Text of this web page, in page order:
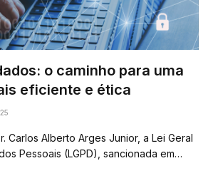
o caminho para uma
eficiente e ética
Carlos Alberto Arges Junior, a Lei Geral
Pessoais (LGPD), sancionada em…